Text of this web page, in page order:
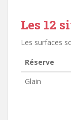
Les 12
Les surfaces
Réserve
Glain